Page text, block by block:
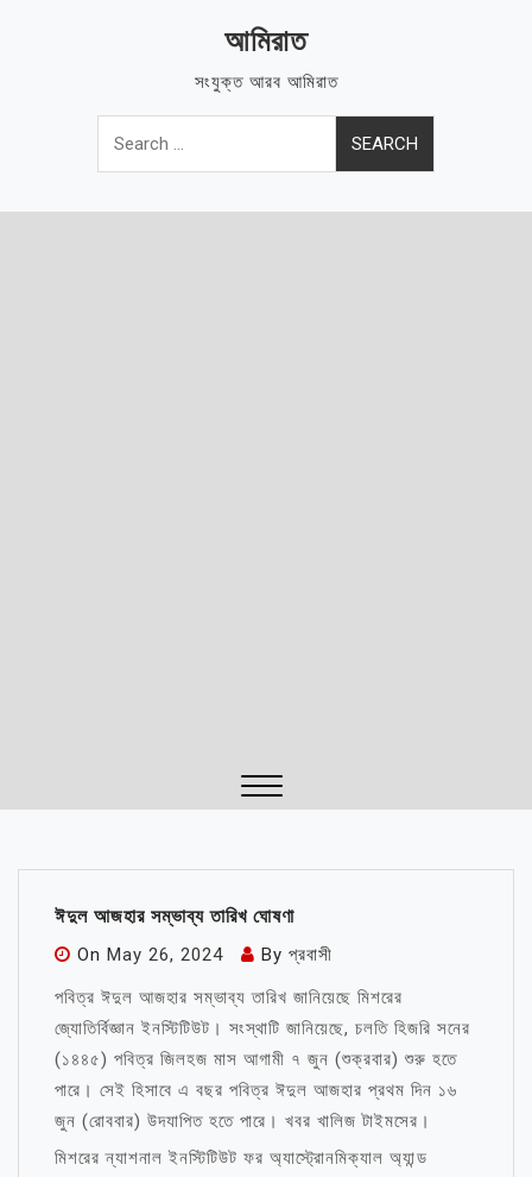
আমিরাত
সংযুক্ত আরব আমিরাত
Search
for:
ঈদুল আজহার সম্ভাব্য তারিখ ঘোষণা
On May 26, 2024 By প্রবাসী
পবিত্র ঈদুল আজহার সম্ভাব্য তারিখ জানিয়েছে মিশরের
জ্যোতির্বিজ্ঞান ইনস্টিটিউট। সংস্থাটি জানিয়েছে, চলতি হিজরি সনের
(১৪৪৫) পবিত্র জিলহজ মাস আগামী ৭ জুন (শুক্রবার) শুরু হতে
পারে। সেই হিসাবে এ বছর পবিত্র ঈদুল আজহার প্রথম দিন ১৬
জুন (রোববার) উদযাপিত হতে পারে। খবর খালিজ টাইমসের।
মিশরের ন্যাশনাল ইনস্টিটিউট ফর অ্যাস্ট্রোনমিক্যাল অ্যান্ড